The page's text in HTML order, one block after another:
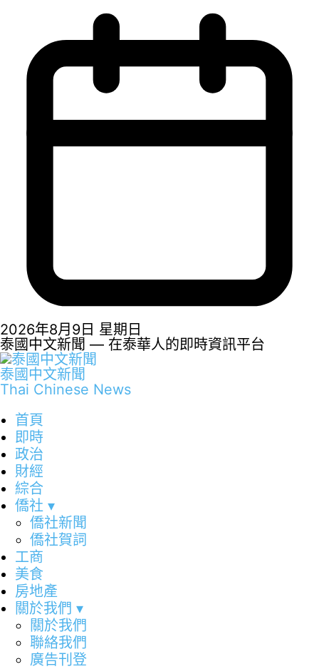
2026年8月9日 星期日
泰國中文新聞 — 在泰華人的即時資訊平台
泰國中文新聞
Thai Chinese News
首頁
即時
政治
財經
綜合
僑社 ▾
僑社新聞
僑社賀詞
工商
美食
房地產
關於我們 ▾
關於我們
聯絡我們
廣告刊登